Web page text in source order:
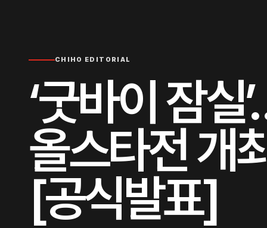
CHIHO EDITORIAL
‘굿바이 잠
올스타전 개
[공식발표]